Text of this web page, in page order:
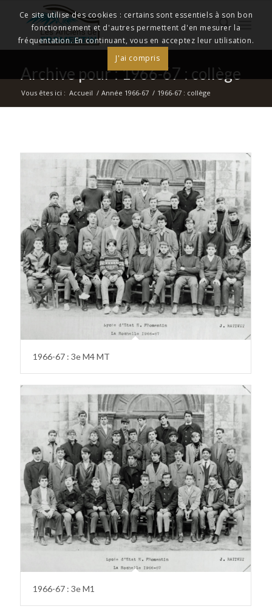
Archive pour : 1966-67 : collège
Vous êtes ici : Accueil / Année 1966-67 / 1966-67 : collège
1966-67 : 3e M4 MT
1966-67 : 3e M1
Ce site utilise des cookies : certains sont essentiels à son bon
fonctionnement et d'autres permettent d'en mesurer la
fréquentation. En continuant, vous en acceptez leur utilisation.
J'ai compris